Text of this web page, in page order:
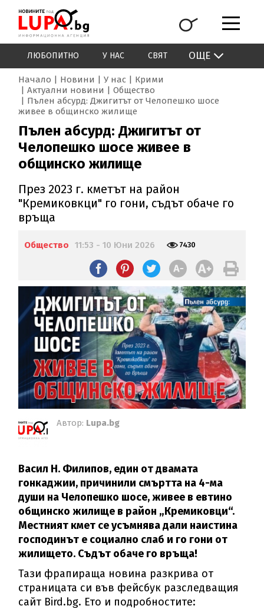
ЛЮБОПИТНО У НАС СВЯТ ОЩЕ
Начало Новини У нас
Крими
Актуални новини
Общество
Пълен абсурд: Джигитът от Челопешко шосе
живее в общинско жилище
Пълен абсурд: Джигитът от
Челопешко шосе живее в
общинско жилище
През 2023 г. кметът на район
"Кремиковкци" го гони, съдът обаче го
връща
Общество 11:53 - 10 Юни 2026 7430
Автор: Lupa.bg
Васил Н. Филипов, един от двамата
гонкаджии, причинили смъртта на 4-ма
души на Челопешко шосе, живее в евтино
общинско жилище в район „Кремиковци“.
Местният кмет се усъмнява дали наистина
господинът е социално слаб и го гони от
жилището. Съдът обаче го връща!
Тази фрапираща новина разкрива от
страницата си във фейсбук разследващия
сайт Bird.bg. Ето и подробностите: